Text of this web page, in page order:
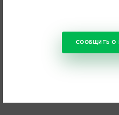
СООБЩИТЬ О